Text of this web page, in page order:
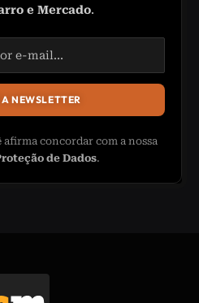
e Mercado.
afirma concordar com a nossa
de Dados.